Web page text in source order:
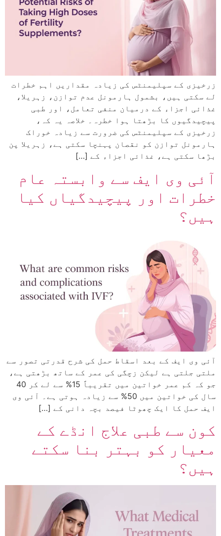
زرخیزی کے سپلیمنٹس کی زیادہ مقداریں اہم خطرات
لے سکتی ہیں، بشمول ہارمونل عدم توازن، زہریلا،
غذائی اجزاء کے درمیان منفی تعامل، اور طبی
پیچیدگیوں کا بڑھتا ہوا خطرہ۔ خلاصہ یہ کہ،
زرخیزی کے سپلیمنٹس کی ضرورت سے زیادہ خوراک
ہارمونل توازن کو نقصان پہنچا سکتی ہے، زہریلا پن
بڑھا سکتی ہے، غذائی اجزاء کے […]
آئی وی ایف سے وابستہ عام
خطرات اور پیچیدگیاں کیا
ہیں؟
آئی وی ایف کے بعد اسقاط حمل کی شرح قدرتی تصور سے
ملتی جلتی ہے لیکن زچگی کی عمر کے ساتھ بڑھتی ہے،
جو کہ کم عمر خواتین میں تقریباً 15% سے لے کر 40
سال کی خواتین میں 50% سے زیادہ ہوتی ہے۔ آئی وی
ایف حمل کا ایک چھوٹا فیصد بچہ دانی کے […]
کون سے طبی علاج انڈے کے
معیار کو بہتر بنا سکتے
ہیں؟